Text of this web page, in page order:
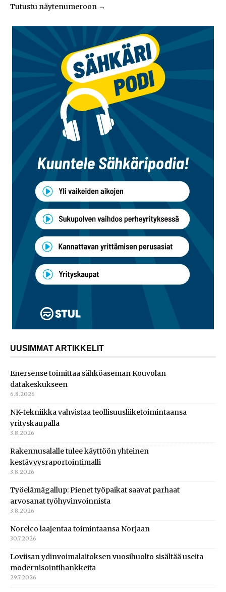
Tutustu näytenumeroon →
UUSIMMAT ARTIKKELIT
Enersense toimittaa sähköaseman Kouvolan
datakeskukseen
6.8.2026
NK-tekniikka vahvistaa teollisuusliiketoimintaansa
yrityskaupalla
3.8.2026
Rakennusalalle tulee käyttöön yhteinen
kestävyysraportointimalli
3.8.2026
Työelämägallup: Pienet työpaikat saavat parhaat
arvosanat työhyvinvoinnista
3.8.2026
Norelco laajentaa toimintaansa Norjaan
30.7.2026
Loviisan ydinvoimalaitoksen vuosihuolto sisältää useita
modernisointihankkeita
29.7.2026